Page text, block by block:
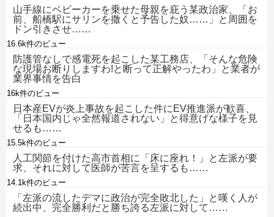
山手線にベビーカーを乗せた母親を庇う某政治家、「お
前、船橋駅にサリンを撒くと予告した奴……」と周囲を
ドン引きさせ……
16.6k件のビュー
防護管なしで感電死を起こした某工務店、「そんな危険
な現場お断りしますわ!と断って正解やったわ」と業者が
業界事情を告白
16k件のビュー
日本産EVが炎上事故を起こした件にEV推進派が歓喜、
「日本国内じゃ全然報道されない」と得意げな様子を見
せるも……
15.5k件のビュー
人工関節を付けた高市首相に「床に座れ！」と左派が要
求、それに対して医師が苦言を呈するも……
14.1k件のビュー
「左派の流したデマに政治が完全敗北した」と嘆く人が
続出中、完全勝利だと勝ち誇る左派に対して……